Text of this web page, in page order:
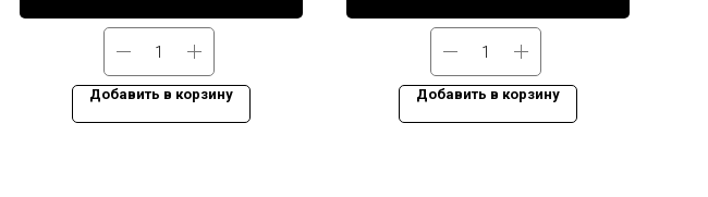
Добавить в корзину Добавить в корзину